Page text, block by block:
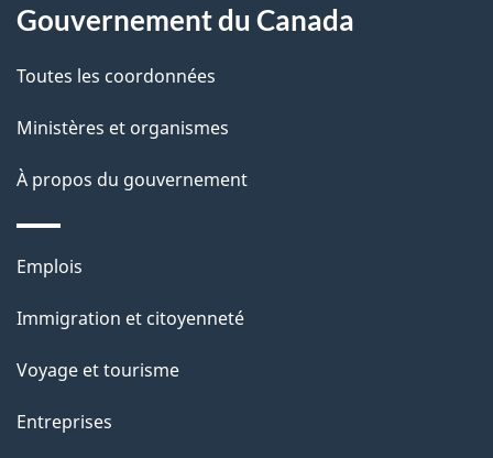
i
l
s
d
e
l
a
p
a
propos
de
ce
site
Gouvernement du Canada
Toutes les coordonnées
Ministères et organismes
À propos du gouvernement
Thèmes
sujets
Emplois
Immigration et citoyenneté
Voyage et tourisme
Entreprises